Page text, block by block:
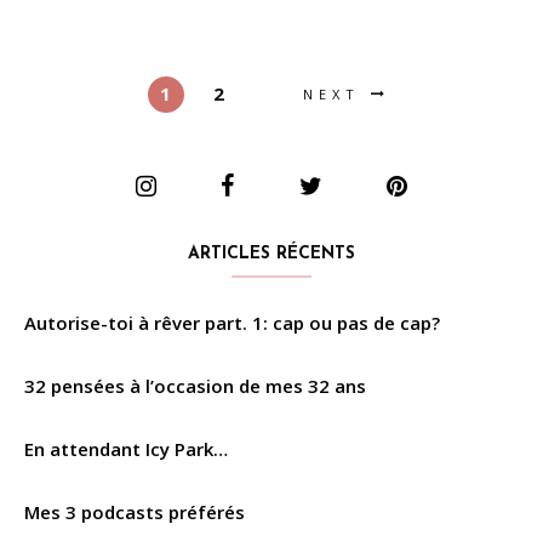
1 2 NEXT
ARTICLES RÉCENTS
Autorise-toi à rêver part. 1: cap ou pas de cap?
32 pensées à l’occasion de mes 32 ans
En attendant Icy Park…
Mes 3 podcasts préférés